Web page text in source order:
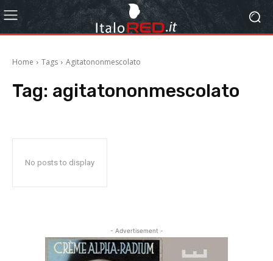
Home Tags Agitatononmescolato
Tag: agitatononmescolato
No posts to display
- Advertisement -